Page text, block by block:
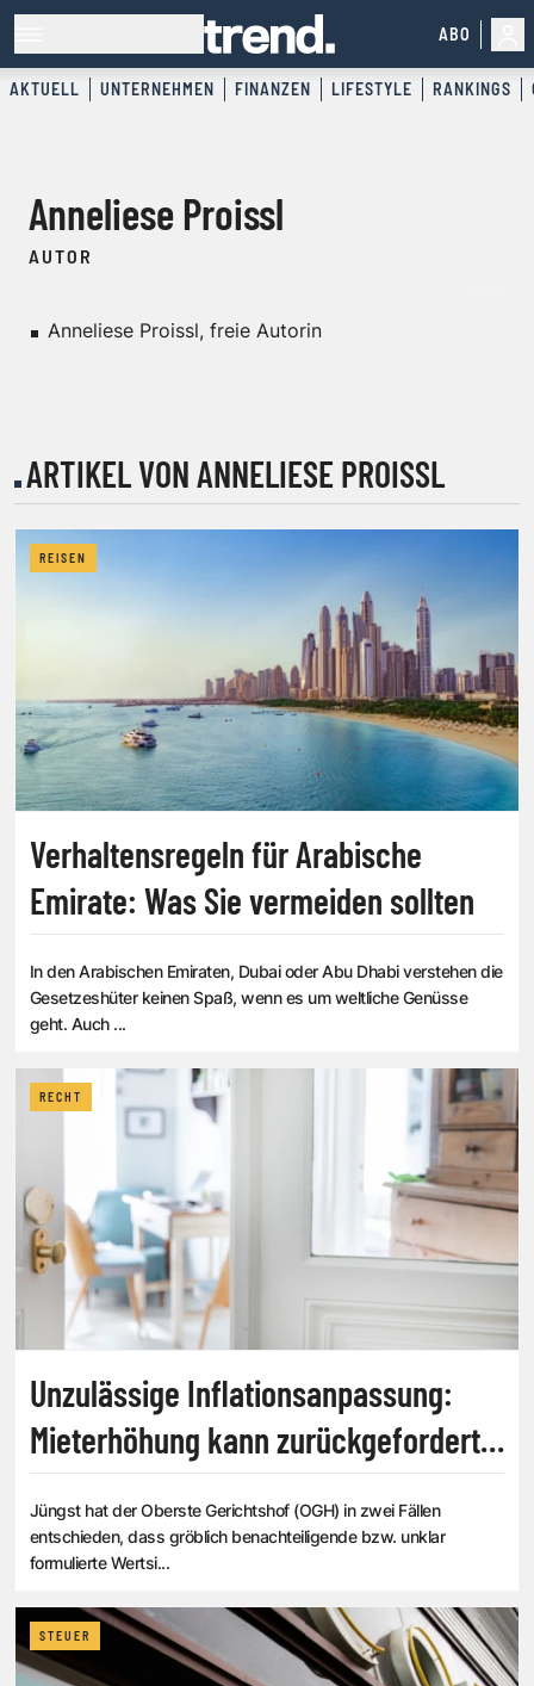
ABO
AKTUELL UNTERNEHMEN FINANZEN LIFESTYLE RANKINGS
Anneliese Proissl
AUTOR
Anneliese Proissl, freie Autorin
ARTIKEL VON ANNELIESE PROISSL
REISEN
Verhaltensregeln für Arabische
Emirate: Was Sie vermeiden sollten
In den Arabischen Emiraten, Dubai oder Abu Dhabi verstehen die
Gesetzeshüter keinen Spaß, wenn es um weltliche Genüsse
geht. Auch ...
RECHT
Unzulässige Inflationsanpassung:
Mieterhöhung kann zurückgefordert
Jüngst hat der Oberste Gerichtshof (OGH) in zwei Fällen
entschieden, dass gröblich benachteiligende bzw. unklar
formulierte Wertsi...
STEUER